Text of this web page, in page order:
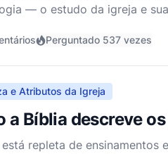
— o estudo da igreja e
Perguntado 537 vezes
e Atributos da Igreja
a Bíblia descreve
repleta de